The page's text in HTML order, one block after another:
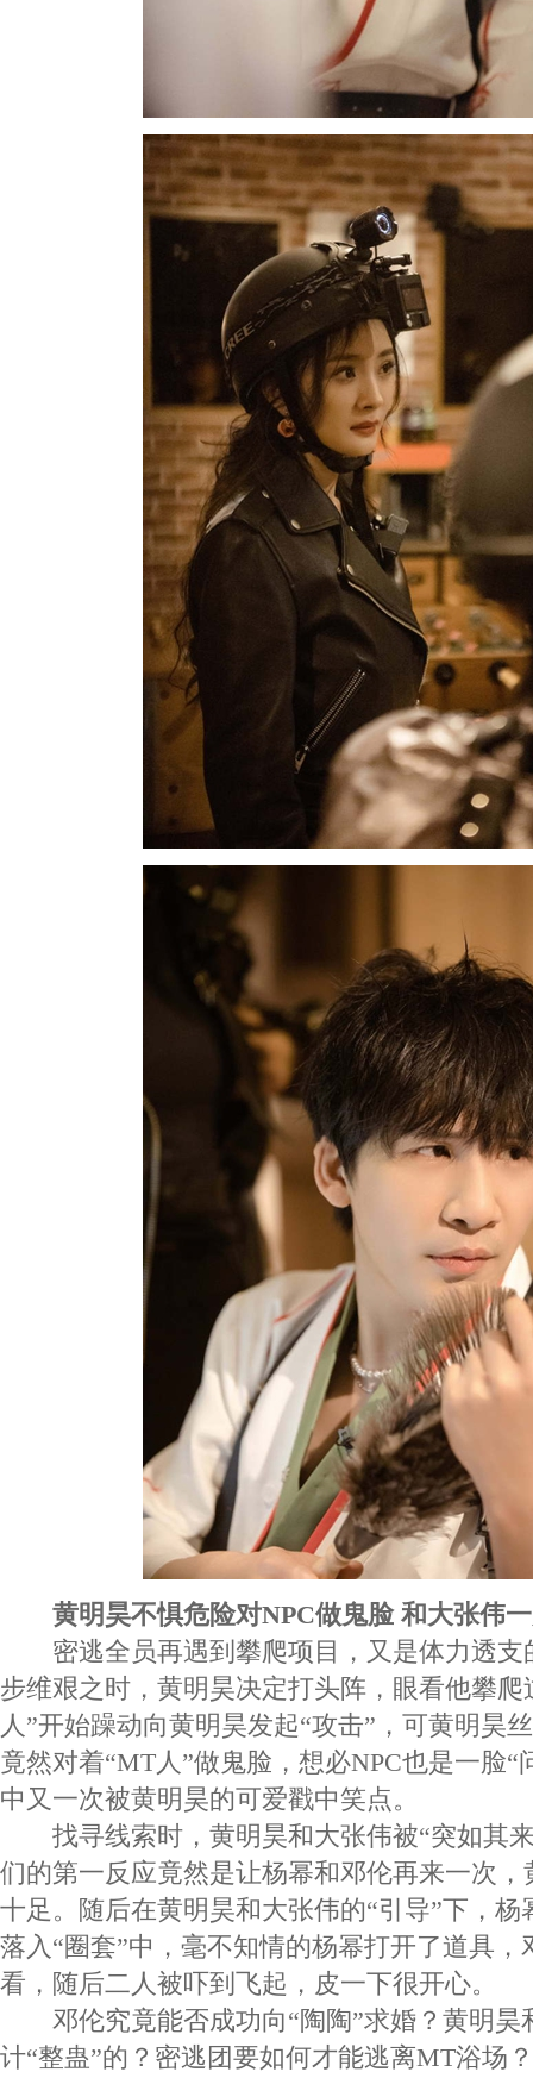
黄明昊不惧危险对NPC做鬼脸 和大张伟
密逃全员再遇到攀爬项目，又是体力透支
步维艰之时，黄明昊决定打头阵，眼看他攀爬
人”开始躁动向黄明昊发起“攻击”，可黄明昊
竟然对着“MT人”做鬼脸，想必NPC也是一脸“
中又一次被黄明昊的可爱戳中笑点。
找寻线索时，黄明昊和大张伟被“突如其
们的第一反应竟然是让杨幂和邓伦再来一次
十足。随后在黄明昊和大张伟的“引导”下，
落入“圈套”中，毫不知情的杨幂打开了道具，
看，随后二人被吓到飞起，皮一下很开心。
邓伦究竟能否成功向“陶陶”求婚？黄明昊
计“整蛊”的？密逃团要如何才能逃离MT浴场